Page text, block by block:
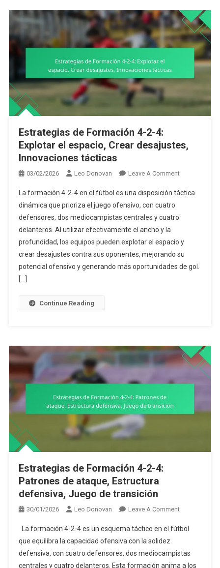
Sobrecarga
Estrategias de Formación 4-2-4:
Explotar el espacio, Crear desajustes,
Innovaciones tácticas
03/02/2026 Leo Donovan Leave A CommentOn
De
4:
Explotar
El
La formación 4-2-4 en el fútbol es una disposición táctica
dinámica que prioriza el juego ofensivo, con cuatro
defensores, dos mediocampistas centrales y cuatro
delanteros. Al utilizar efectivamente el ancho y la
profundidad, los equipos pueden explotar el espacio y
crear desajustes contra sus oponentes, mejorando su
potencial ofensivo y generando más oportunidades de gol.
[…]
Continue Reading
Estrategias de Formación 4-2-4:
Patrones de ataque, Estructura
defensiva, Juego de transición
30/01/2026 Leo Donovan Leave A CommentOn
De
4-
2-
La formación 4-2-4 es un esquema táctico en el fútbol
que equilibra la capacidad ofensiva con la solidez
defensiva, con cuatro defensores, dos mediocampistas
centrales y cuatro delanteros. Esta formación anima a los